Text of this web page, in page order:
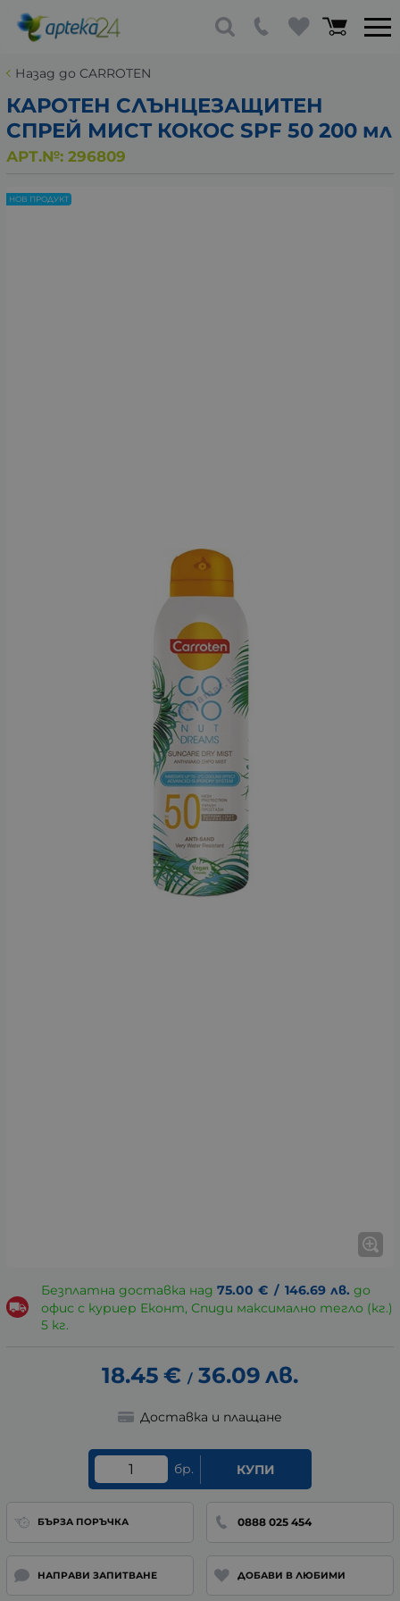
Назад до CARROTEN
КАРОТЕН СЛЪНЦЕЗАЩИТЕН
СПРЕЙ МИСТ КОКОС SPF 50 200 мл
АРТ.№: 296809
НОВ ПРОДУКТ
Безплатна доставка над 75.00 € / 146.69 лв. до
офис с куриер Еконт, Спиди максимално тегло (кг.)
5 кг.
18.45 € / 36.09 лв.
Доставка и плащане
бр. КУПИ
БЪРЗА ПОРЪЧКА 0888 025 454
НАПРАВИ ЗАПИТВАНЕ ДОБАВИ В ЛЮБИМИ